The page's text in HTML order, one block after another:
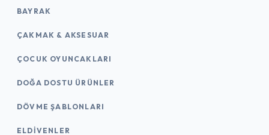
BAYRAK
ÇAKMAK & AKSESUAR
ÇOCUK OYUNCAKLARI
DOĞA DOSTU ÜRÜNLER
DÖVME ŞABLONLARI
ELDIVENLER